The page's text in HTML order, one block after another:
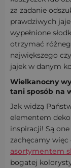
za zadanie
prawdziwych
wypełnione
otrzymać
największego
jajek w danym
Wielkanocny
tani sposób na
Jak widzą
elementem
inspiracji! Są
zachęcamy więc
asortymentem
bogatej